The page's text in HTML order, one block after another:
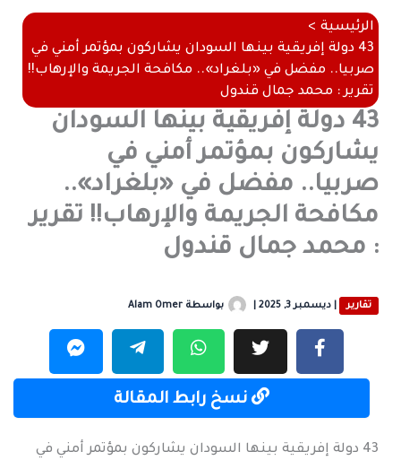
الرئيسية
43 دولة إفريقية بينها السودان يشاركون بمؤتمر أمني في
صربيا.. مفضل في «بلغراد».. مكافحة الجريمة والإرهاب!!
تقرير : محمد جمال قندول
43 دولة إفريقية بينها السودان
يشاركون بمؤتمر أمني في
صربيا.. مفضل في «بلغراد»..
مكافحة الجريمة والإرهاب!! تقرير
: محمد جمال قندول
تقارير |ديسمبر 3, 2025 بواسطة Alam Omer
نسخ رابط المقالة
43 دولة إفريقية بينها السودان يشاركون بمؤتمر أمني في